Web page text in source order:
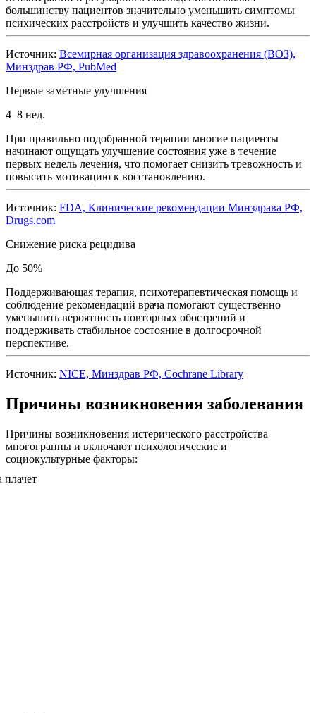
большинству пациентов значительно уменьшить симптомы
психических расстройств и улучшить качество жизни.
Источник: Всемирная организация здравоохранения (ВОЗ),
Минздрав РФ, PubMed
Первые заметные улучшения
4–8 нед.
При правильно подобранной терапии многие пациенты
начинают ощущать улучшение состояния уже в течение
первых недель лечения, что помогает снизить тревожность и
повысить мотивацию к восстановлению.
Источник: FDA, Клинические рекомендации Минздрава РФ,
Drugs.com
Снижение риска рецидива
До 50%
Поддерживающая терапия, психотерапевтическая помощь и
соблюдение рекомендаций врача помогают существенно
уменьшить вероятность повторных обострений и
поддерживать стабильное состояние в долгосрочной
перспективе.
Источник: NICE, Минздрав РФ, Cochrane Library
Причины возникновения заболевания
Причины возникновения истерического расстройства
многогранны и включают психологические и
социокультурные факторы: